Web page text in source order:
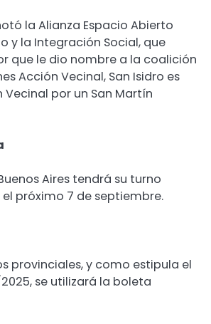
la Alianza Espacio Abierto
y la Integración Social, que
que le dio nombre a la coalición
Acción Vecinal, San Isidro es
Vecinal por un San Martín
Aires tendrá su turno
próximo 7 de septiembre.
provinciales, y como estipula el
se utilizará la boleta